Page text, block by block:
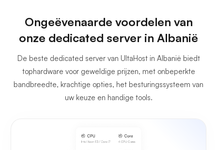
Ongeëvenaarde voordelen van
onze dedicated server in Albanië
De beste dedicated server van UltaHost in Albanië biedt
tophardware voor geweldige prijzen, met onbeperkte
bandbreedte, krachtige opties, het besturingssysteem van
uw keuze en handige tools.